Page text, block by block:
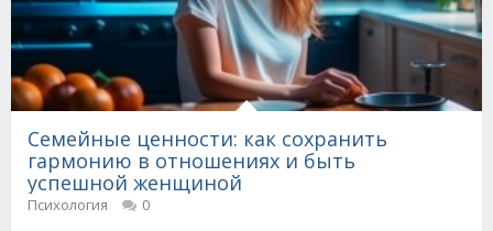
Семейные ценности: как сохранить
гармонию в отношениях и быть
успешной женщиной
Психология
0